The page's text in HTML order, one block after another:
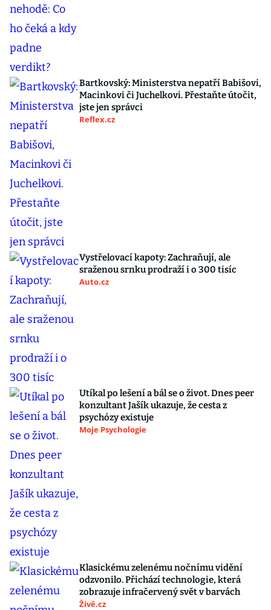
Bartkovský: Ministerstva nepatří Babišovi,
Macinkovi či Juchelkovi. Přestaňte útočit,
jste jen správci
Reflex.cz
Vystřelovací kapoty: Zachraňují, ale
sraženou srnku prodraží i o 300 tisíc
Auto.cz
Utíkal po lešení a bál se o život. Dnes peer
konzultant Jašík ukazuje, že cesta z
psychózy existuje
Moje Psychologie
Klasickému zelenému nočnímu vidění
odzvonilo. Přichází technologie, která
zobrazuje infračervený svět v barvách
Živě.cz